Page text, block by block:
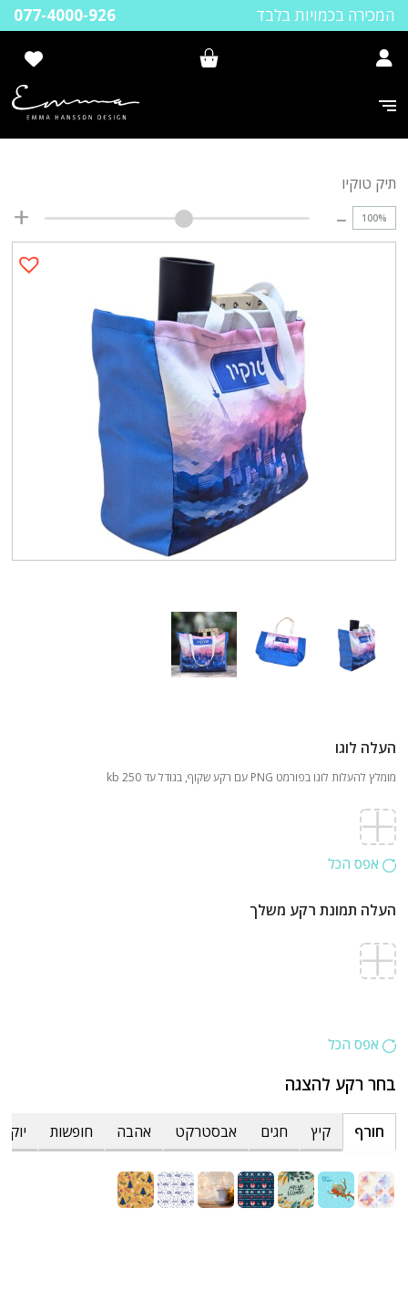
077-4000-926 המכירה בכמויות בלבד
תיק טוקיו
100%
העלה לוגו
מומלץ להעלות לוגו בפורמט PNG עם רקע שקוף, בגודל עד 250 kb
אפס הכל
העלה תמונת רקע משלך
אפס הכל
בחר רקע להצגה
חורף קיץ חגים אבסטרקט אהבה חופשות